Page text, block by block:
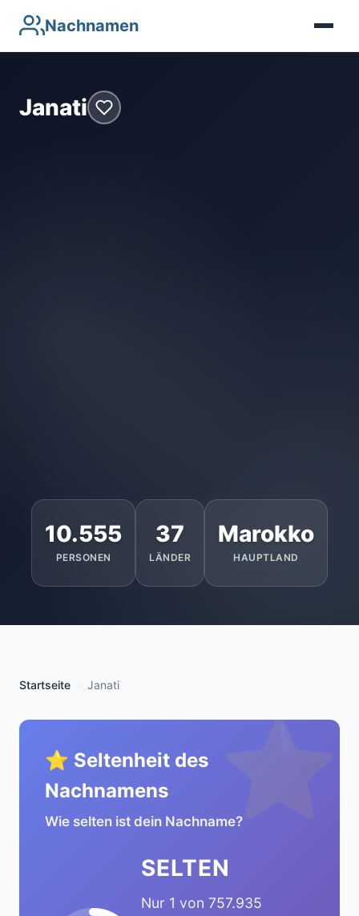
Nachnamen
Janati
10.555
PERSONEN
37
LÄNDER
Marokko
HAUPTLAND
Startseite Janati
⭐
⭐ Seltenheit des
Nachnamens
Wie selten ist dein Nachname?
SELTEN
Nur 1 von 757.935